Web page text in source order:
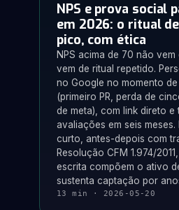
NPS e prova social
em 2026: o ritual
pico, com ética
NPS acima de 70 não
vem de ritual repetido.
no Google no momento
(primeiro PR, perda de
de meta), com link direto
avaliações em seis
curto, antes-depois com
Resolução CFM 1.974/
escrita compõem o ativo
sustenta captação por
13 min · 2026-05-20